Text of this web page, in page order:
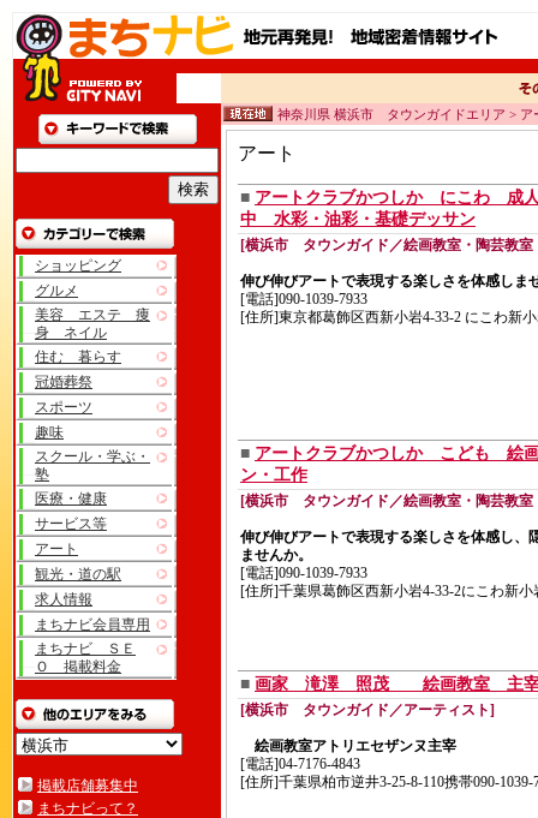
ショッピング
グルメ
美容 エステ 痩
身 ネイル
住む 暮らす
冠婚葬祭
スポーツ
趣味
スクール・学ぶ・
塾
医療・健康
サービス等
アート
観光・道の駅
求人情報
まちナビ会員専用
まちナビ ＳＥ
Ｏ 掲載料金
掲載店舗募集中
まちナビって？
神奈川県 横浜市 タウンガイドエリア > ア
アート
■ アートクラブかつしか にこわ 成
中 水彩・油彩・基礎デッサン
[横浜市 タウンガイド／絵画教室・陶芸教室
伸び伸びアートで表現する楽しさを体感しま
[電話]090-1039-7933
[住所]東京都葛飾区西新小岩4-33-2 にこわ新
■ アートクラブかつしか こども 絵
ン・工作
[横浜市 タウンガイド／絵画教室・陶芸教室
伸び伸びアートで表現する楽しさを体感し、
ませんか。
[電話]090-1039-7933
[住所]千葉県葛飾区西新小岩4-33-2にこわ新小
■ 画家 滝澤 照茂 絵画教室 主
[横浜市 タウンガイド／アーティスト]
絵画教室アトリエセザンヌ主宰
[電話]04-7176-4843
[住所]千葉県柏市逆井3-25-8-110携帯090-1039-